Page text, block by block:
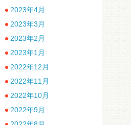
2023年4月
2023年3月
2023年2月
2023年1月
2022年12月
2022年11月
2022年10月
2022年9月